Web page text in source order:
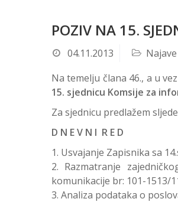
POZIV NA 15.
04.11.2013
Najave
Na temelju člana 46., a u
15. sjednicu Komsije za
Za sjednicu predlažem
D N E V N I R E D
Usvajanje Zapisnika sa
Razmatranje
komunikacije br: 101-1513/
Analiza podataka o